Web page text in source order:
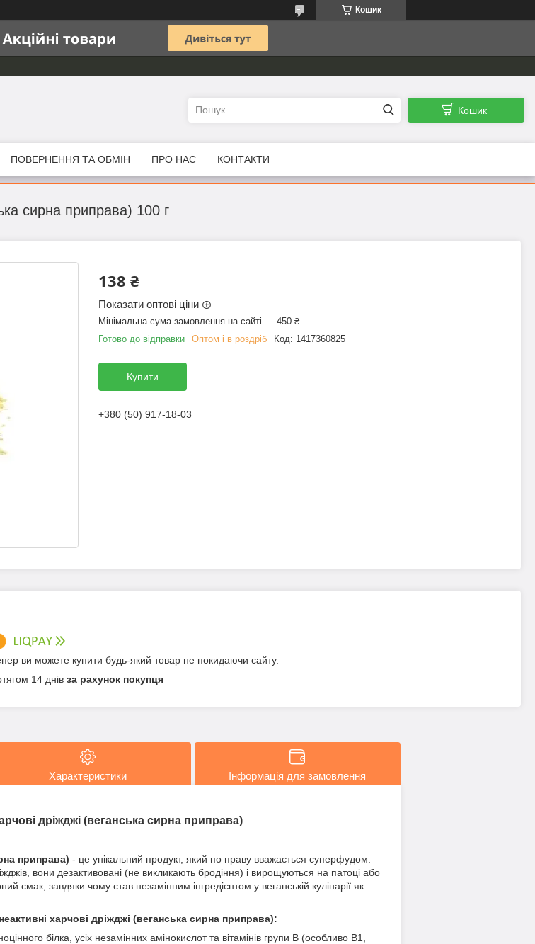
Кошик
Кошик
ПОВЕРНЕННЯ ТА ОБМІН ПРО НАС КОНТАКТИ
сирна приправа) 100 г
138 ₴
Показати оптові ціни
Мінімальна сума замовлення на сайті — 450 ₴
Готово до відправки
Оптом і в роздріб Код: 1417360825
Купити
+380 (50) 917-18-03
ви можете купити будь-який товар не покидаючи сайту.
14 днів за рахунок покупця
Характеристики Інформація для замовлення
дріжджі (веганська сирна приправа)
приправа) - це унікальний продукт, який по праву вважається суперфудом.
вони дезактивовані (не викликають бродіння) і вирощуються на патоці або
смак, завдяки чому став незамінним інгредієнтом у веганській кулінарії як
харчові дріжджі (веганська сирна приправа):
білка, усіх незамінних амінокислот та вітамінів групи B (особливо B1,